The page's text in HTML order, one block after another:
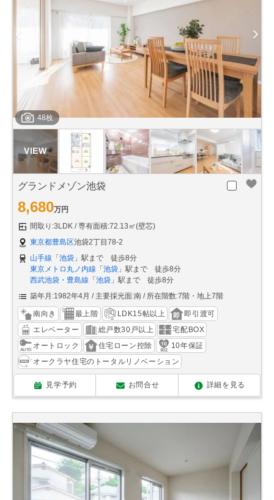
48枚
グランドメゾン池袋
8,680万円
間取り:3LDK
専有面積:72.13㎡(壁芯)
東京都豊島区池袋2丁目78-2
山手線 「池袋 」駅まで 徒歩8分
東京メトロ丸ノ内線 「池袋 」駅まで 徒歩8分
西武池袋・豊島線 「池袋 」駅まで 徒歩8分
築年月:1982年4月
主要採光面:南 所在階数:7階・地上7階
南向き 最上階 LDK15帖以上
即引渡可
エレベーター
総戸数30戸以上
宅配BOX
オートロック
住宅ローン控除
10年保証
オークラヤ住宅のトータルリノベーション
見学予約 お問合せ 詳細を見る